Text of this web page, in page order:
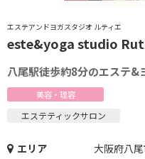
エステアンドヨガスタジオ ルティエ
este&yoga studio
八尾駅徒歩約8分のエステ&
美容・理容
エステティックサロン
エリア
大阪府八